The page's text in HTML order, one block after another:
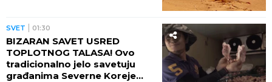
SVET 01:30
BIZARAN SAVET USRED
TOPLOTNOG TALASA! Ovo
tradicionalno jelo savetuju
građanima Severne Koreje